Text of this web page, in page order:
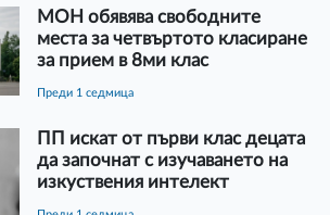
МОН обявява свободните
места за четвъртото класиране
за прием в 8ми клас
преди 1 седмица
ПП искат от първи клас децата
да започнат с изучаването на
изкуствения интелект